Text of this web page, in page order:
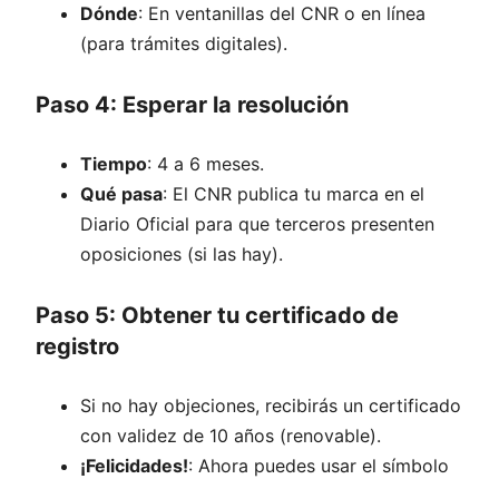
Dónde: En ventanillas del CNR o en línea
(para trámites digitales).
Paso 4: Esperar la resolución
Tiempo: 4 a 6 meses.
Qué pasa: El CNR publica tu marca en el
Diario Oficial para que terceros presenten
oposiciones (si las hay).
Paso 5: Obtener tu certificado de
registro
Si no hay objeciones, recibirás un certificado
con validez de 10 años (renovable).
¡Felicidades!: Ahora puedes usar el símbolo